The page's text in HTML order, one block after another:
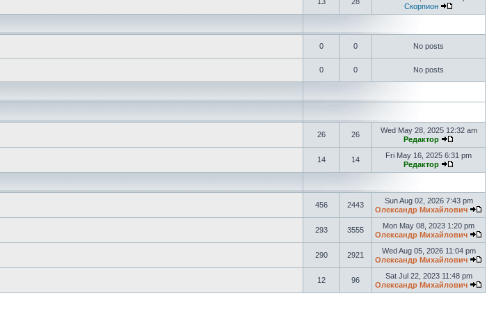
Скорпион
0 0 No posts
0 0 No posts
26 26
Wed May 28, 2025 12:32 am
Редактор
14 14
Fri May 16, 2025 6:31 pm
Редактор
456 2443
Sun Aug 02, 2026 7:43 pm
Олександр Михайлович
293 3555
Mon May 08, 2023 1:20 pm
Олександр Михайлович
290 2921
Wed Aug 05, 2026 11:04 pm
Олександр Михайлович
12 96
Sat Jul 22, 2023 11:48 pm
Олександр Михайлович